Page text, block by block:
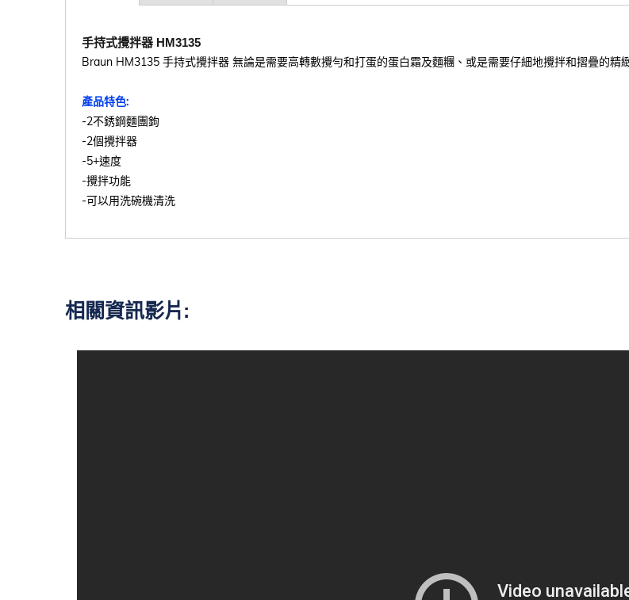
手持式攪拌器 HM3135
Braun HM3135 手持式攪拌器 無論是需要高轉數攪勻和打蛋的蛋白霜及麵糰、或是需要仔細地攪拌和摺疊的精
產品特色:
-2不銹鋼麵團鉤
-2個攪拌器
-5+速度
-攪拌功能
-可以用洗碗機清洗
相關資訊影片: